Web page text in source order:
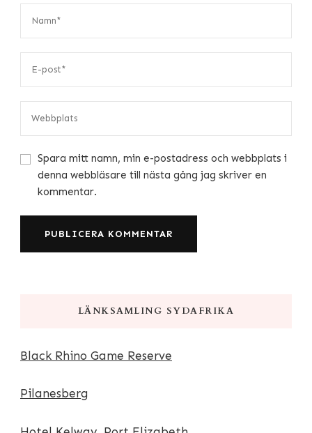
Spara mitt namn, min e-postadress och webbplats i
denna webbläsare till nästa gång jag skriver en
kommentar.
LÄNKSAMLING SYDAFRIKA
Black Rhino Game Reserve
Pilanesberg